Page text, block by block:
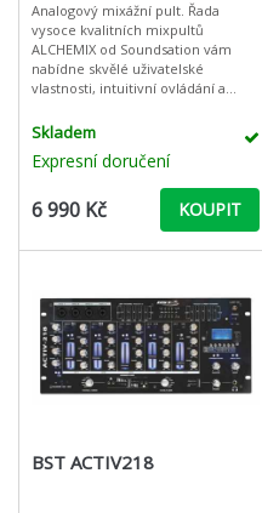
Analogový mixážní pult. Řada
vysoce kvalitních mixpultů
ALCHEMIX od Soundsation vám
nabídne skvělé uživatelské
vlastnosti, intuitivní ovládání a
Mikrofonní vstupy disponují ultra
Skladem
Expresní doručení
6 990 Kč KOUPIT
BST ACTIV218